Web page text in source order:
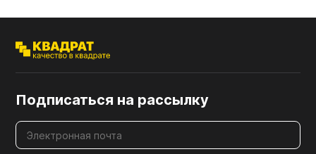
Подписаться на рассылку